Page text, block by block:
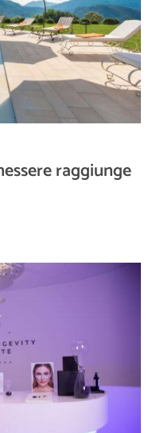
raggiunge